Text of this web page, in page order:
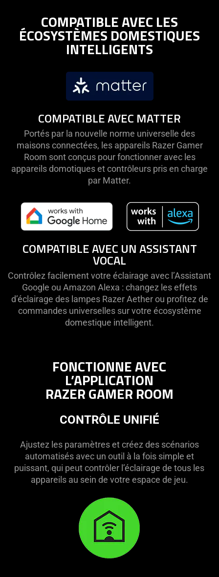
COMPATIBLE AVEC LES
ÉCOSYSTÈMES DOMESTIQUES
INTELLIGENTS
COMPATIBLE AVEC MATTER
Portés par la nouvelle norme universelle des
maisons connectées, les appareils Razer Gamer
Room sont conçus pour fonctionner avec les
appareils domotiques et contrôleurs pris en charge
par Matter.
COMPATIBLE AVEC UN ASSISTANT
VOCAL
Contrôlez facilement votre éclairage avec l’Assistant
Google ou Amazon Alexa : changez les effets
d’éclairage des lampes Razer Aether ou profitez de
commandes universelles sur votre écosystème
domestique intelligent.
FONCTIONNE AVEC
L’APPLICATION
RAZER GAMER ROOM
CONTRÔLE UNIFIÉ
Ajustez les paramètres et créez des scénarios
automatisés avec un outil à la fois simple et
puissant, qui peut contrôler l’éclairage de tous les
appareils au sein de votre espace de jeu.